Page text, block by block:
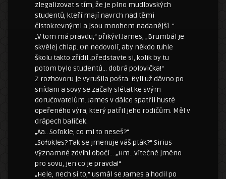
zlegalizovat s tím, že je plno mudlovských
studentů, kteří mají navrch nad těmi
čistokrevnými a jsou mnohem nadanější..“
„V tom má pravdu,“ přikývl James, „Brumbál je
skvělej chlap. On nedovolí, aby někdo tuhle
školu takto zřídil..představte si, kolik by tu
potom bylo studentů… dobrá polovička!“
Z rozhovoru je vyrušila pošta. Byli už dávno po
snídani a sovy se začaly slétat ke svým
doručovatelům. James v dálce spatřil hustě
opeřeného výra, který patřil jeho rodičům. Měl v
drápech balíček.
„Aa.. Sofokle, co mi to neseš?“
„Sofokles? Tak se jmenuje váš pták?“ Sirius
významně zdvihl obočí… „Hm…vítečné jméno
pro sovu, jen co je pravda!“
„Hele, nech si to,“ usmál se James a hodil po